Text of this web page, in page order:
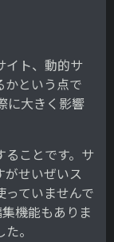
イト、動的サ
かという点で
に大きく影響
ることです。サ
せいぜいス
ていませんで
機能もありま
。